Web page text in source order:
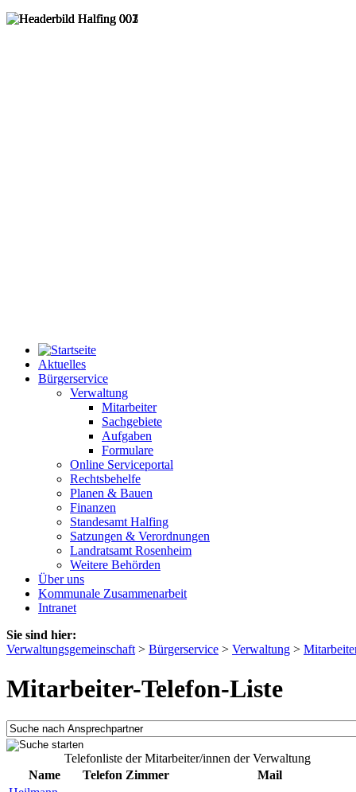
Aktuelles
Bürgerservice
Verwaltung
Mitarbeiter
Sachgebiete
Aufgaben
Formulare
Online Serviceportal
Rechtsbehelfe
Planen & Bauen
Finanzen
Standesamt Halfing
Satzungen & Verordnungen
Landratsamt Rosenheim
Weitere Behörden
Über uns
Kommunale Zusammenarbeit
Intranet
Sie sind hier:
Verwaltungsgemeinschaft > Bürgerservice > Verwaltung >
Mitarbeiter-Telefon-Liste
Telefonliste der Mitarbeiter/innen der Verwaltung
Name
Telefon Zimmer
Mail